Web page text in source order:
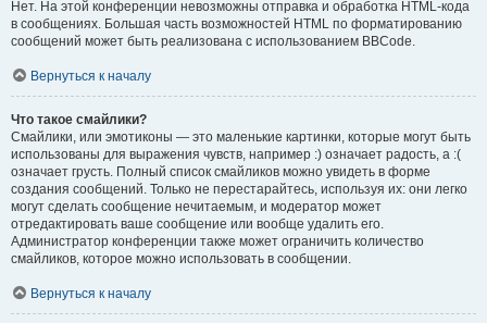
Нет. На этой конференции невозможны отправка и обработка HTML-кода
в сообщениях. Большая часть возможностей HTML по форматированию
сообщений может быть реализована с использованием BBCode.
Вернуться к началу
Что такое смайлики?
Смайлики, или эмотиконы — это маленькие картинки, которые могут быть
использованы для выражения чувств, например :) означает радость, а :(
означает грусть. Полный список смайликов можно увидеть в форме
создания сообщений. Только не перестарайтесь, используя их: они легко
могут сделать сообщение нечитаемым, и модератор может
отредактировать ваше сообщение или вообще удалить его.
Администратор конференции также может ограничить количество
смайликов, которое можно использовать в сообщении.
Вернуться к началу